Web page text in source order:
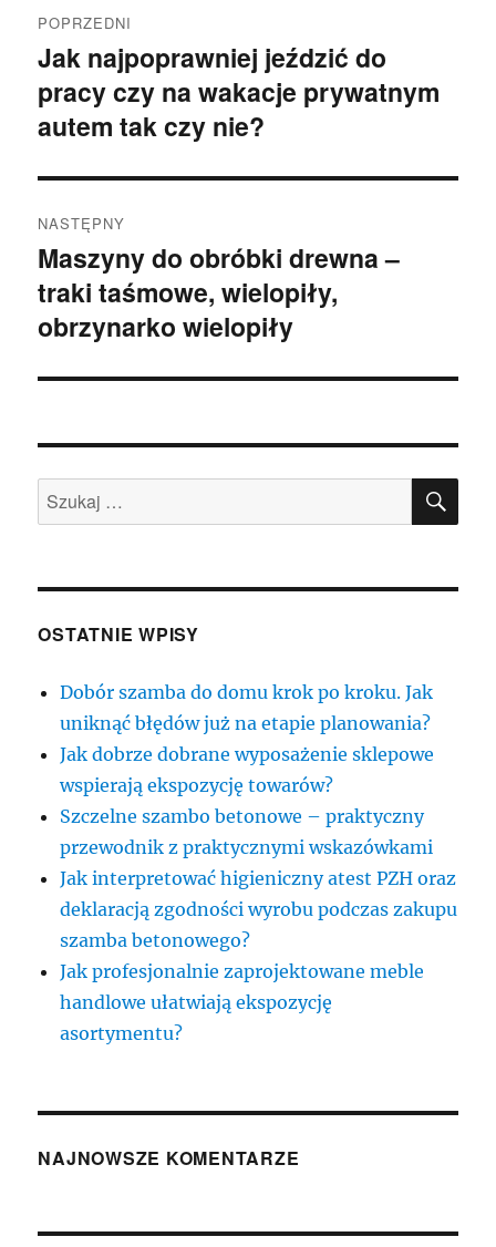
wpisu
POPRZEDNI
Poprzedni
wpis:
Jak najpoprawniej jeździć do
pracy czy na wakacje prywatnym
autem tak czy nie?
NASTĘPNY
Następny
wpis:
Maszyny do obróbki drewna –
traki taśmowe, wielopiły,
obrzynarko wielopiły
Szukaj:
OSTATNIE WPISY
Dobór szamba do domu krok po kroku. Jak
uniknąć błędów już na etapie planowania?
Jak dobrze dobrane wyposażenie sklepowe
wspierają ekspozycję towarów?
Szczelne szambo betonowe – praktyczny
przewodnik z praktycznymi wskazówkami
Jak interpretować higieniczny atest PZH oraz
deklaracją zgodności wyrobu podczas zakupu
szamba betonowego?
Jak profesjonalnie zaprojektowane meble
handlowe ułatwiają ekspozycję
asortymentu?
NAJNOWSZE KOMENTARZE